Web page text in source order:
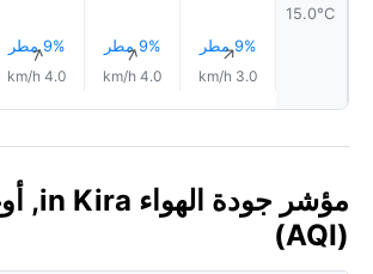
15.0°C
9% مطر↑
3.0 km/h
9% مطر↑
4.0 km/h
9% مطر↑
4.0 km/h
(AQI)